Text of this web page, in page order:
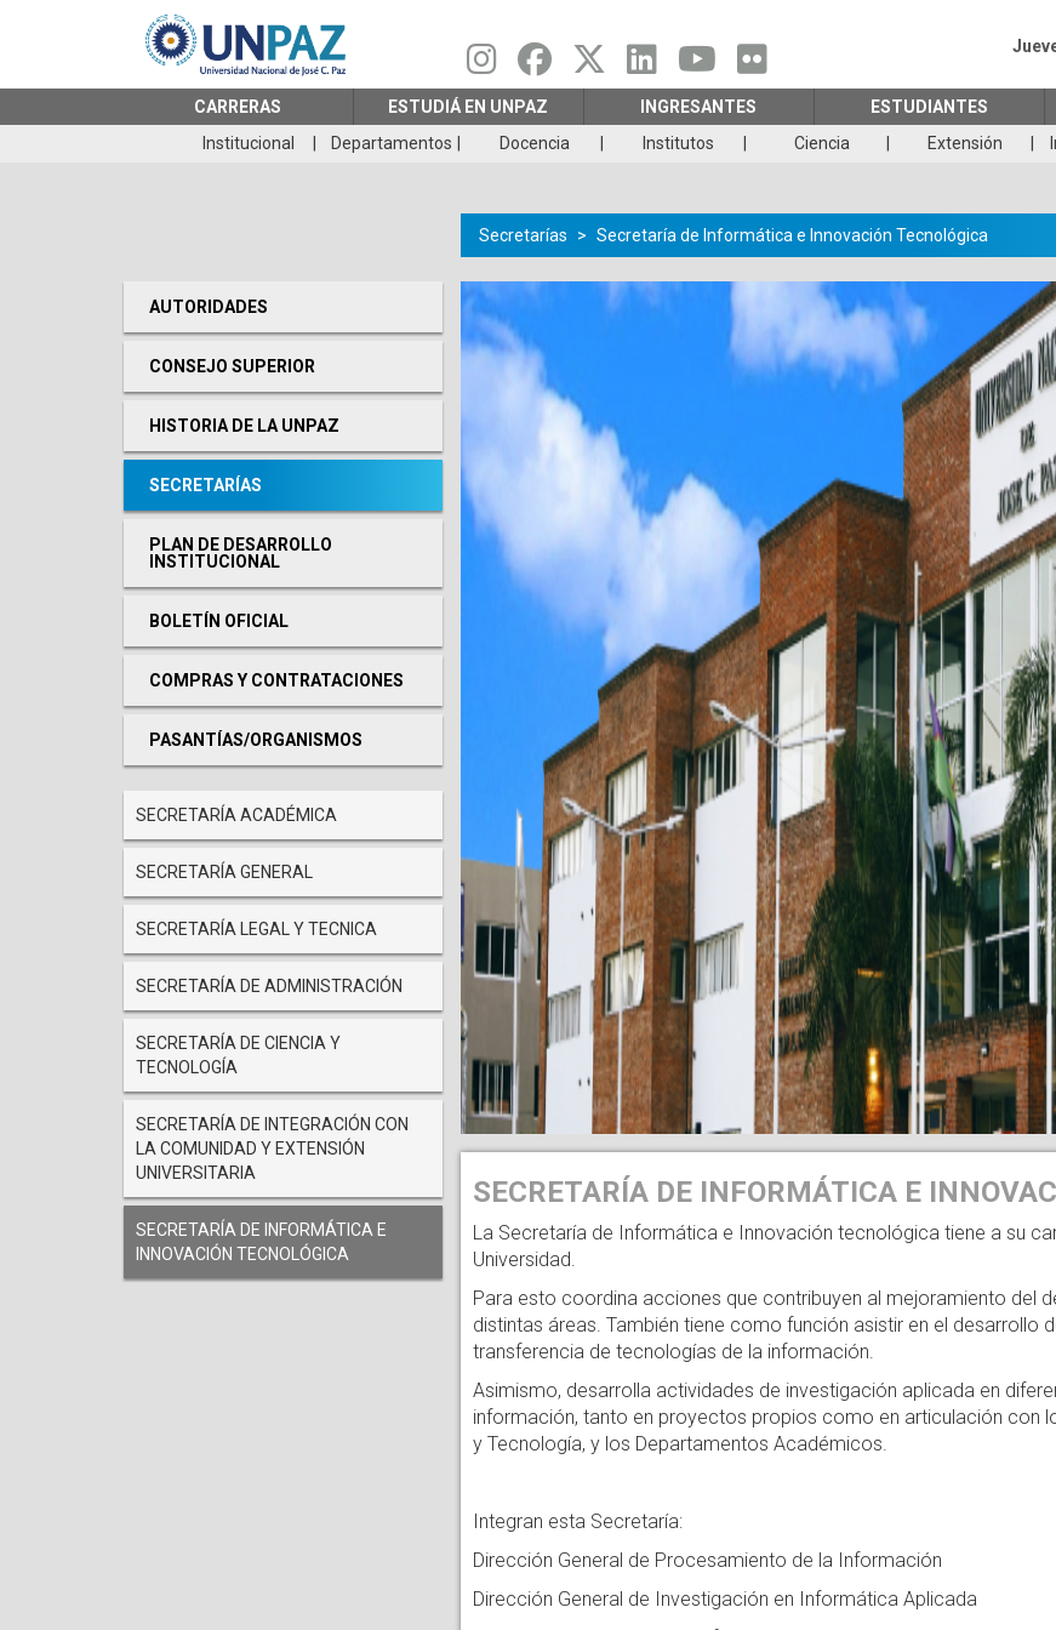
principal
CARRERAS
ESTUDIÁ EN UNPAZ INGRESANTES ESTUDIANTES
Institucional
Departamentos Docencia Institutos Ciencia Extensión
AUTORIDADES
CONSEJO SUPERIOR
HISTORIA DE LA UNPAZ
SECRETARÍAS
PLAN DE DESARROLLO
INSTITUCIONAL
BOLETÍN OFICIAL
COMPRAS Y CONTRATACIONES
PASANTÍAS/ORGANISMOS
Institucional
SECRETARÍA ACADÉMICA
SECRETARÍA GENERAL
SECRETARÍA LEGAL Y TECNICA
SECRETARÍA DE ADMINISTRACIÓN
SECRETARÍA DE CIENCIA Y
TECNOLOGÍA
SECRETARÍA DE INTEGRACIÓN CON
LA COMUNIDAD Y EXTENSIÓN
UNIVERSITARIA
SECRETARÍA DE INFORMÁTICA E
INNOVACIÓN TECNOLÓGICA
Secretarías Secretaría de Informática e Innovación Tecnológica
SECRETARÍA DE INFORMÁTICA E
La Secretaría de Informática e Innovación tecnológica tiene a su
Universidad.
Para esto coordina acciones que contribuyen al mejoramiento del
distintas áreas. También tiene como función asistir en el desarrollo
transferencia de tecnologías de la información.
Asimismo, desarrolla actividades de investigación aplicada en
información, tanto en proyectos propios como en articulación con
y Tecnología, y los Departamentos Académicos.
Integran esta Secretaría:
Dirección General de Procesamiento de la Información
Dirección General de Investigación en Informática Aplicada